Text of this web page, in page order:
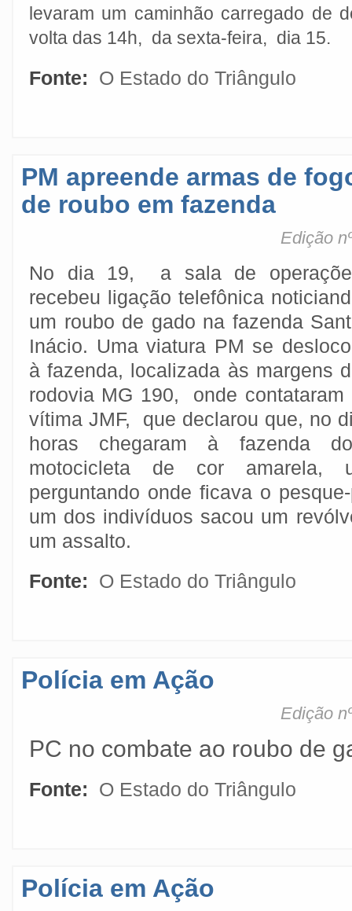
levaram um caminhão carregado de
volta das 14h, da sexta-feira, dia 15.
Fonte: O Estado do Triângulo
PM apreende armas de
de roubo em fazenda
Edição
No dia 19, a sala de
recebeu ligação telefônica
um roubo de gado na fazenda
Inácio. Uma viatura PM se
à fazenda, localizada às margens
rodovia MG 190, onde contataram
vítima JMF, que declarou que, no
horas chegaram à fazenda
motocicleta de cor amarela,
perguntando onde ficava o
um dos indivíduos sacou um
um assalto.
Fonte:
O Estado do Triângulo
Polícia em Ação
Edição
PC no combate ao roubo de
Fonte: O Estado do Triângulo
Polícia em Ação